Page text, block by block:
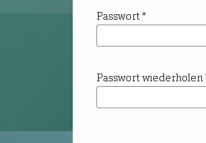
Passwort*
Passwort wiederholen